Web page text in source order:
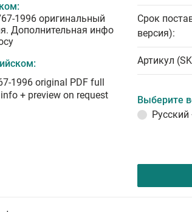
1996 оригинальный
Дополнительная инфо
1996 original PDF full
+ preview on request
Срок
версия):
Артикул
Выберите
Русский